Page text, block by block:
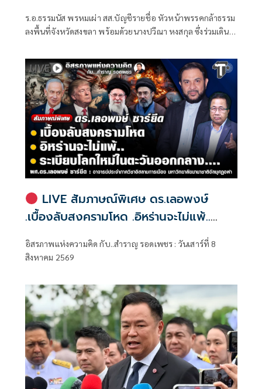
ร.อ.ธรรมนัส พรหมเผ่า สส.บัญชีรายชื่อ หัวหน้าพรรคกล้าธรรม
ลงพื้นที่จังหวัดสงขลา พร้อมด้วยนางปวีณา หงสกุล ซึ่งร่วมเดิน
ณ ที่ทำการนายเดชอิศม์ โดยมีการประชุมหารือแนวทางการ
ทำงานและขับเคลื่อนนโยบายในพื้นที่ ก่อนเดินทางต่อไปยัง
จังหวัดพัทลุง
LIVE สัมภาษณ์พิเศษ ดร.เลอพงษ์
.เบื้องลับสงครามโหด .อิหร่านจะไม่แพ้..
อิสรภาพแห่งความคิด กับ..สำราญ รอด
อิสรภาพแห่งความคิด กับ..สำราญ รอดเพชร : วันเสาร์ที่ 8
สิงหาคม 2569